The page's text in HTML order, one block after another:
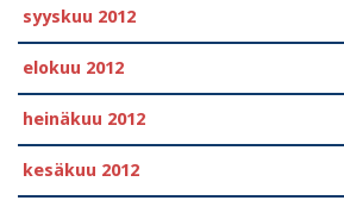
syyskuu 2012
elokuu 2012
heinäkuu 2012
kesäkuu 2012